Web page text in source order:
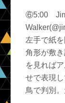
⑥5:00
左手で紙
角形が敷
を見れば
せで表現
鳥で判別。